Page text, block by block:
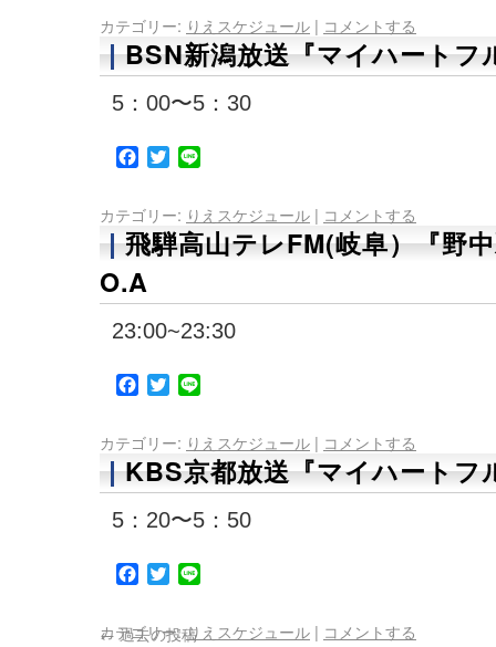
カテゴリー: りえスケジュール | コメントする
BSN新潟放送『マイハートフ
5：00〜5：30
Facebook
Twitter
カテゴリー: りえスケジュール | コメントする
飛騨高山テレFM(岐阜）『野
O.A
23:00~23:30
Facebook
Twitter
カテゴリー: りえスケジュール | コメントする
KBS京都放送『マイハートフ
5：20〜5：50
Facebook
Twitter
カテゴリー: りえスケジュール | コメントする
←過去の投稿